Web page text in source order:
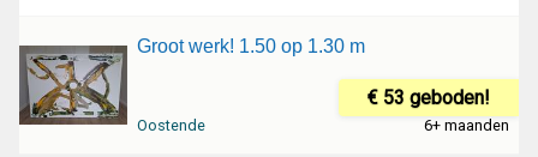
Groot werk! 1.50 op 1.30 m
€ 53 geboden!
Oostende 6+ maanden